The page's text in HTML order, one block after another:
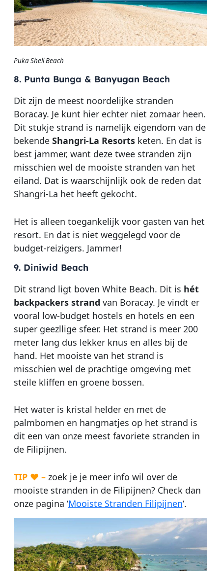
Puka Shell Beach
8. Punta Bunga & Banyugan Beach
Dit zijn de meest noordelijke stranden
Boracay. Je kunt hier echter niet zomaar heen.
Dit stukje strand is namelijk eigendom van de
bekende Shangri-La Resortsketen. En dat is
best jammer, want deze twee stranden zijn
misschien wel de mooiste stranden van het
eiland. Dat is waarschijnlijk ook de reden dat
Shangri-La het heeft gekocht.
Het is alleen toegankelijk voor gasten van het
resort. En dat is niet weggelegd voor de
budget-reizigers. Jammer!
9. Diniwid Beach
Dit strand ligt boven White Beach. Dit is hét
backpackers strand van Boracay. Je vindt er
vooral low-budget hostels en hotels en een
super geezllige sfeer. Het strand is meer 200
meter lang dus lekker knus en alles bij de
hand. Het mooiste van het strand is
misschien wel de prachtige omgeving met
steile kliffen en groene bossen.
Het water is kristal helder en met de
palmbomen en hangmatjes op het strand is
dit een van onze meest favoriete stranden in
de Filipijnen.
TIP ♥ – zoek je je meer info wil over de
mooiste stranden in de Filipijnen? Check dan
onze pagina ‘Mooiste Stranden Filipijnen‘.